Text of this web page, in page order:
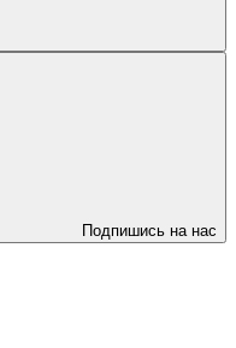
Подпишись на нас